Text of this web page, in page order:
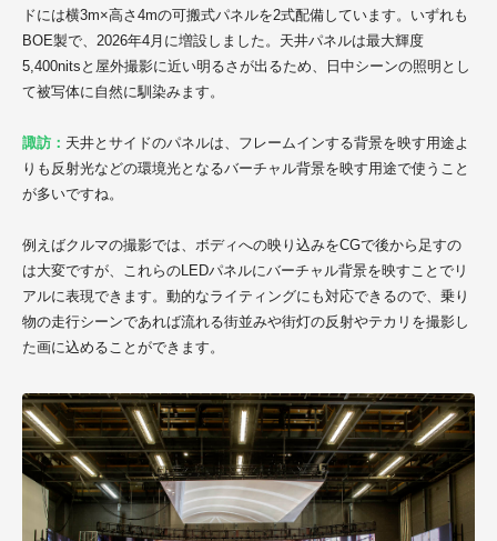
ドには横3m×高さ4mの可搬式パネルを2式配備しています。いずれも
BOE製で、2026年4月に増設しました。天井パネルは最大輝度
5,400nitsと屋外撮影に近い明るさが出るため、日中シーンの照明とし
て被写体に自然に馴染みます。
諏訪： 天井とサイドのパネルは、フレームインする背景を映す用途よ
りも反射光などの環境光となるバーチャル背景を映す用途で使うこと
が多いですね。
例えばクルマの撮影では、ボディへの映り込みをCGで後から足すの
は大変ですが、これらのLEDパネルにバーチャル背景を映すことでリ
アルに表現できます。動的なライティングにも対応できるので、乗り
物の走行シーンであれば流れる街並みや街灯の反射やテカリを撮影し
た画に込めることができます。